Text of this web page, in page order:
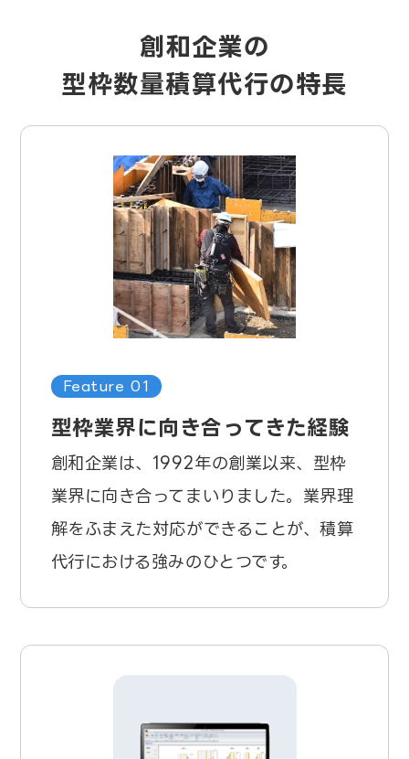
創和企業の
型枠数量積算代行の特長
Feature 01
型枠業界に向き合ってきた経験
創和企業は、1992年の創業以来、型枠
業界に向き合ってまいりました。業界理
解をふまえた対応ができることが、積算
代行における強みのひとつです。